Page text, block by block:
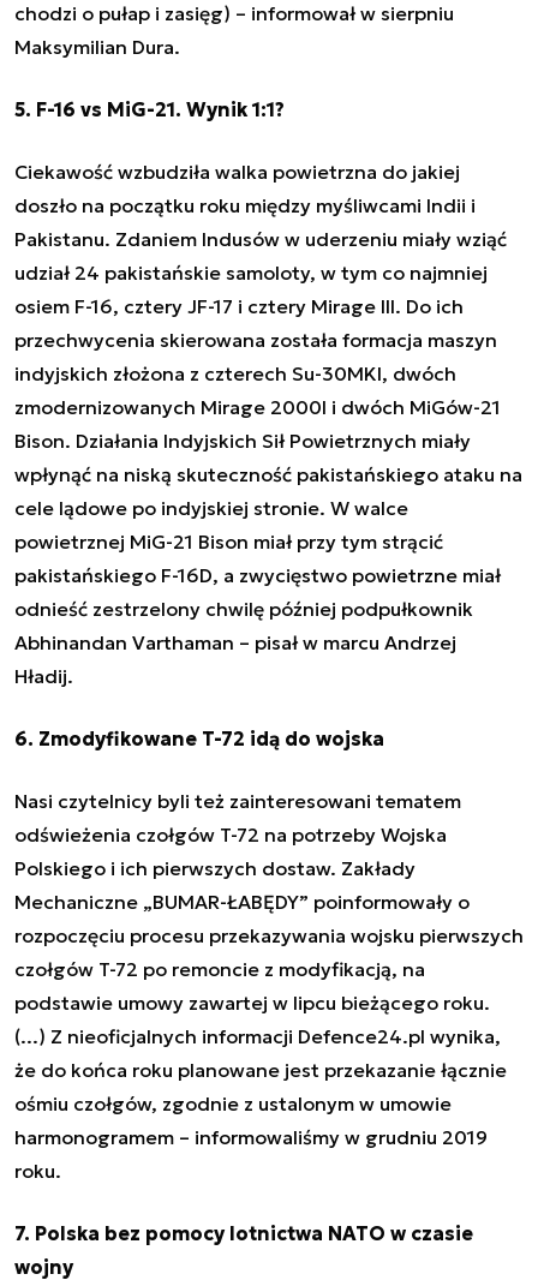
chodzi o pułap i zasięg) – informował w sierpniu
Maksymilian Dura.
5. F-16 vs MiG-21. Wynik 1:1?
Ciekawość wzbudziła walka powietrzna do jakiej
doszło na początku roku między myśliwcami Indii i
Pakistanu. Zdaniem Indusów w uderzeniu miały wziąć
udział 24 pakistańskie samoloty, w tym co najmniej
osiem F-16, cztery JF-17 i cztery Mirage III. Do ich
przechwycenia skierowana została formacja maszyn
indyjskich złożona z czterech Su-30MKI, dwóch
zmodernizowanych Mirage 2000I i dwóch MiGów-21
Bison. Działania Indyjskich Sił Powietrznych miały
wpłynąć na niską skuteczność pakistańskiego ataku na
cele lądowe po indyjskiej stronie. W walce
powietrznej MiG-21 Bison miał przy tym strącić
pakistańskiego F-16D, a zwycięstwo powietrzne miał
odnieść zestrzelony chwilę później podpułkownik
Abhinandan Varthaman – pisał w marcu Andrzej
Hładij.
6. Zmodyfikowane T-72 idą do wojska
Nasi czytelnicy byli też zainteresowani tematem
odświeżenia czołgów T-72 na potrzeby Wojska
Polskiego i ich pierwszych dostaw. Zakłady
Mechaniczne „BUMAR-ŁABĘDY” poinformowały o
rozpoczęciu procesu przekazywania wojsku pierwszych
czołgów T-72 po remoncie z modyfikacją, na
podstawie umowy zawartej w lipcu bieżącego roku.
(...) Z nieoficjalnych informacji Defence24.pl wynika,
że do końca roku planowane jest przekazanie łącznie
ośmiu czołgów, zgodnie z ustalonym w umowie
harmonogramem – informowaliśmy w grudniu 2019
roku.
7. Polska bez pomocy lotnictwa NATO w czasie
wojny